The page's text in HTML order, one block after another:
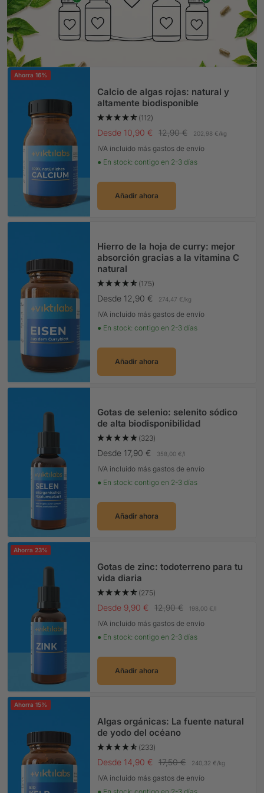
Ahorra 16%
Calcio de algas rojas: natural y
altamente biodisponible
(112)
Precio Oferta
Desde 10,90 € Precio normal
12,90 € 202,98 €/kg
IVA incluido más gastos de envío
● En stock: contigo en 2-3 días
Añadir ahora
Hierro de la hoja de curry: mejor
absorción gracias a la vitamina C
natural
(175)
Precio Oferta
Desde 12,90 € 274,47 €/kg
IVA incluido más gastos de envío
● En stock: contigo en 2-3 días
Añadir ahora
Gotas de selenio: selenito sódico
de alta biodisponibilidad
(323)
Precio Oferta
Desde 17,90 € 358,00 €/l
IVA incluido más gastos de envío
● En stock: contigo en 2-3 días
Añadir ahora
Ahorra 23%
Gotas de zinc: todoterreno para tu
vida diaria
(275)
Precio Oferta
Desde 9,90 € Precio normal
12,90 € 198,00 €/l
IVA incluido más gastos de envío
● En stock: contigo en 2-3 días
Añadir ahora
Ahorra 15%
Algas orgánicas: La fuente natural
de yodo del océano
(233)
Precio Oferta
Desde 14,90 € Precio normal
17,50 € 240,32 €/kg
IVA incluido más gastos de envío